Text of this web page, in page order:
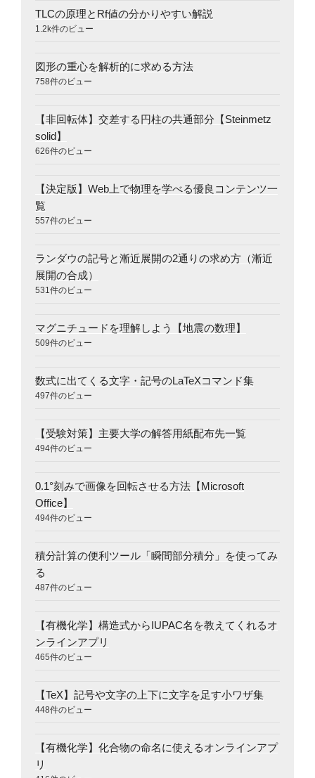
TLCの原理とRf値の分かりやすい解説
1.2k件のビュー
図形の重心を解析的に求める方法
758件のビュー
【非回転体】交差する円柱の共通部分【Steinmetz
solid】
626件のビュー
【決定版】Web上で物理を学べる優良コンテンツ一
覧
557件のビュー
ランダウの記号と漸近展開の2通りの求め方（漸近
展開の合成）
531件のビュー
マグニチュードを理解しよう【地震の数理】
509件のビュー
数式に出てくる文字・記号のLaTeXコマンド集
497件のビュー
【受験対策】主要大学の解答用紙配布先一覧
494件のビュー
0.1°刻みで画像を回転させる方法【Microsoft
Office】
494件のビュー
積分計算の便利ツール「瞬間部分積分」を使ってみ
る
487件のビュー
【有機化学】構造式からIUPAC名を教えてくれるオ
ンラインアプリ
465件のビュー
【TeX】記号や文字の上下に文字を足す小ワザ集
448件のビュー
【有機化学】化合物の命名に使えるオンラインアプ
リ